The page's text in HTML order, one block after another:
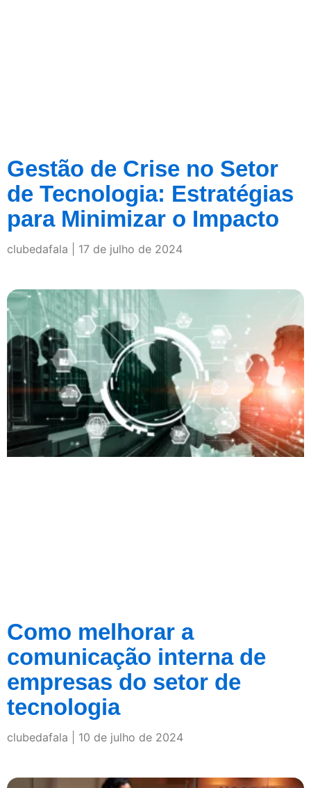
Gestão de Crise no Setor
de Tecnologia: Estratégias
para Minimizar o Impacto
clubedafala 17 de julho de 2024
Como melhorar a
comunicação interna de
empresas do setor de
tecnologia
clubedafala 10 de julho de 2024